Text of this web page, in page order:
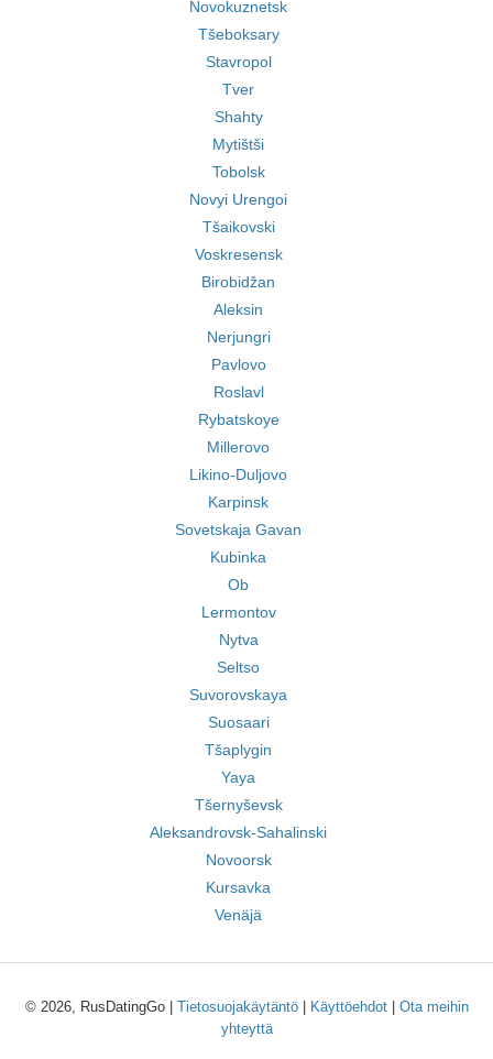
Novokuznetsk
Tšeboksary
Stavropol
Tver
Shahty
Mytištši
Tobolsk
Novyi Urengoi
Tšaikovski
Voskresensk
Birobidžan
Aleksin
Nerjungri
Pavlovo
Roslavl
Rybatskoye
Millerovo
Likino-Duljovo
Karpinsk
Sovetskaja Gavan
Kubinka
Ob
Lermontov
Nytva
Seltso
Suvorovskaya
Suosaari
Tšaplygin
Yaya
Tšernyševsk
Aleksandrovsk-Sahalinski
Novoorsk
Kursavka
Venäjä
© 2026, RusDatingGo | Tietosuojakäytäntö| Käyttöehdot| Ota meihin
yhteyttä